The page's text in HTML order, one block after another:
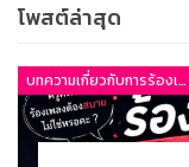
โพสต์ล่าสุด
บทความเกี่ยวกับการร้องเพลง